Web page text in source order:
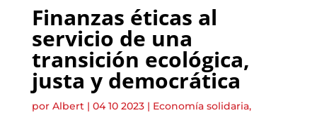
Finanzas éticas al
servicio de una
transición ecológica,
justa y democrática
por Albert| 04 10 2023| Economía solidaria,